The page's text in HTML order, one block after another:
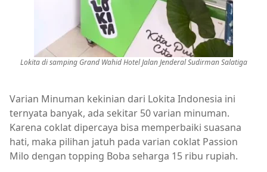
Lokita di samping Grand Wahid Hotel Jalan Jenderal Sudirman Salatiga
Varian Minuman kekinian dari Lokita Indonesia ini
ternyata banyak, ada sekitar 50 varian minuman.
Karena coklat dipercaya bisa memperbaiki suasana
hati, maka pilihan jatuh pada varian coklat Passion
Milo dengan topping Boba seharga 15 ribu rupiah.